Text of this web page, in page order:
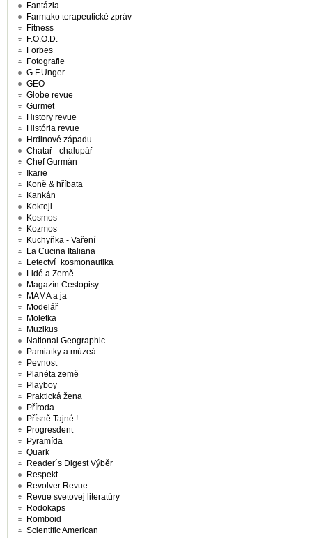
Fantázia
Farmako terapeutické zprávy
Fitness
F.O.O.D.
Forbes
Fotografie
G.F.Unger
GEO
Globe revue
Gurmet
History revue
História revue
Hrdinové západu
Chatař - chalupář
Chef Gurmán
Ikarie
Koně & hříbata
Kankán
Koktejl
Kosmos
Kozmos
Kuchyňka - Vaření
La Cucina Italiana
Letectví+kosmonautika
Lidé a Země
Magazín Cestopisy
MAMA a ja
Modelář
Moletka
Muzikus
National Geographic
Pamiatky a múzeá
Pevnost
Planéta země
Playboy
Praktická žena
Příroda
Přísně Tajné !
Progresdent
Pyramída
Quark
Reader´s Digest Výběr
Respekt
Revolver Revue
Revue svetovej literatúry
Rodokaps
Romboid
Scientific American